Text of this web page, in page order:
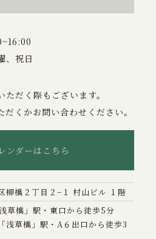
、祝日
だく際もございます。
くかお問い合わせください。
ンダーはこちら
柳橋２丁目２−１ 村山ビル １階
草橋」駅・東口から徒歩5分
浅草橋」駅・A６出口から徒歩3